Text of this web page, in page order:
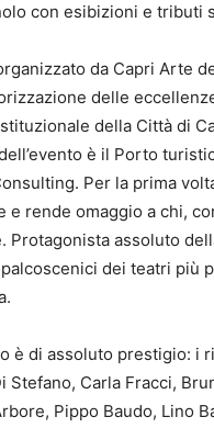
con esibizioni e tributi
da Capri Arte
delle
della Città di
è il Porto
Per la prima
e rende omaggio a chi,
Protagonista assoluto
dei teatri più
è di assoluto prestigio:
Stefano, Carla Fracci,
Pippo Baudo, Lino